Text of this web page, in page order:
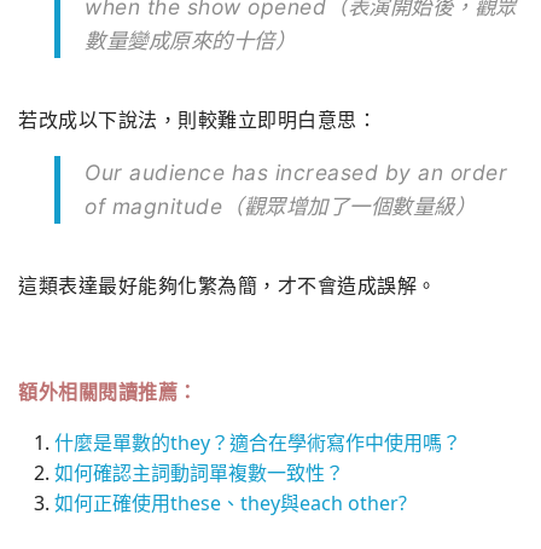
when the show opened（表演開始後，觀眾
數量變成原來的十倍）
若改成以下說法，則較難立即明白意思：
Our audience has increased by an order
of magnitude（觀眾增加了一個數量級）
這類表達最好能夠化繁為簡，才不會造成誤解。
額外相關閱讀推薦：
什麼是單數的they？適合在學術寫作中使用嗎？
如何確認主詞動詞單複數一致性？
如何正確使用these、they與each other?